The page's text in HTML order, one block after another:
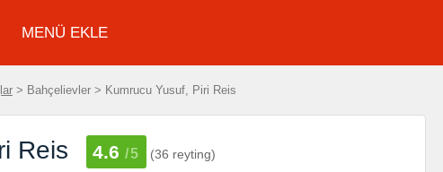
MENÜ EKLE
> Bahçelievler > Kumrucu Yusuf, Piri Reis
Reis 4.6 /5 (36 reyting)